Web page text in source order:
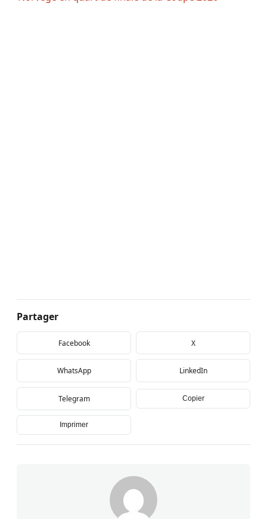
Partager
Facebook X
WhatsApp LinkedIn
Telegram Copier
Imprimer